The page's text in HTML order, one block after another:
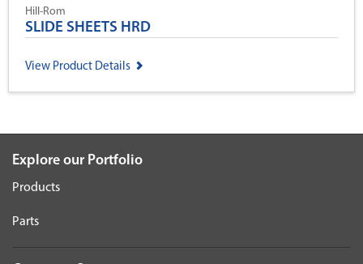
Hill-Rom
SLIDE SHEETS HRD
View Product Details
Explore our Portfolio
Products
Parts